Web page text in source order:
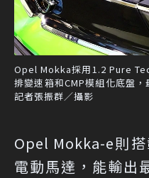
Opel Mokka採用1.2 Pure
排變速箱和CMP模組化底盤
記者張振群／攝影
Opel Mokka-e則
電動馬達，能輸出